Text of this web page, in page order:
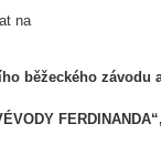
na
běžeckého závodu